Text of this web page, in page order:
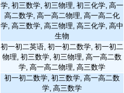
学, 初三数学, 初三物理, 初三化学, 高一
高二数学, 高一高二物理, 高一高二化
学, 高三数学, 高三物理, 高三化学, 高中
生物
初一初二英语, 初一初二数学, 初一初二
物理, 初三数学, 初三物理, 高一高二数
学, 高一高二物理, 高三数学
初一初二数学, 初三数学, 高一高二数
学, 高三数学